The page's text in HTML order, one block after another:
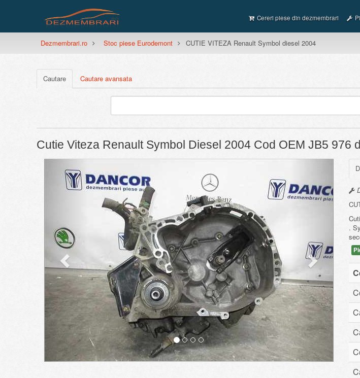
Cereri piese din dezmembrari
Dezmembrari.ro Stoc piese Eurodemont CUTIE VITEZA Renault Symbol diesel 2004
Cautare Cautare avansata
Cutie Viteza Renault Symbol Diesel 2004 Cod OEM JB5 976
Previous
.